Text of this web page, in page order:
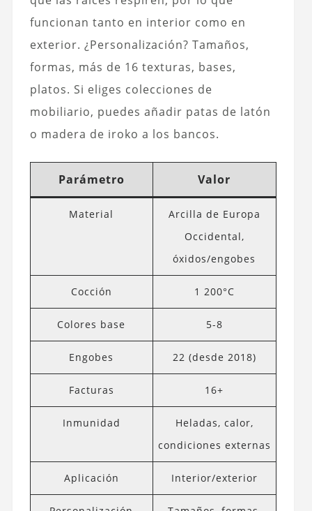
funcionan tanto en interior como en
exterior. ¿Personalización? Tamaños,
formas, más de 16 texturas, bases,
platos. Si eliges colecciones de
mobiliario, puedes añadir patas de latón
o madera de iroko a los bancos.
Parámetro Valor
Material
Arcilla de Europa
Occidental,
óxidos/engobes
Cocción 1 200°C
Colores base 5-8
Engobes 22 (desde 2018)
Facturas 16+
Inmunidad
Heladas, calor,
condiciones externas
Aplicación Interior/exterior